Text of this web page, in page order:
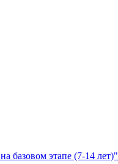
базовом этапе (7-14 лет)"